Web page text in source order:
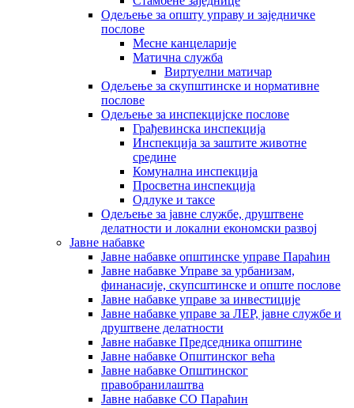
Oдељење за општу управу и заједничке
послове
Месне канцеларије
Матична служба
Виртуелни матичар
Одељење за скупштинске и нормативне
послове
Одељење за инспекцијске послове
Грађевинска инспекција
Инспекција за заштите животне
средине
Комунална инспекција
Просветна инспекција
Одлуке и таксе
Одељење за јавне службе, друштвене
делатности и локални економски развој
Јавне набавке
Јавне набавке општинске управе Параћин
Јавне набавке Управе за урбанизам,
финанасије, скупсштинске и опште послове
Јавне набавке управе за инвестиције
Јавне набавке управе за ЛЕР, јавне службе и
друштвене делатности
Јавне набавке Председника општине
Јавне набавке Општинског већа
Јавне набавке Општинског
правобранилаштва
Јавне набавке СО Параћин